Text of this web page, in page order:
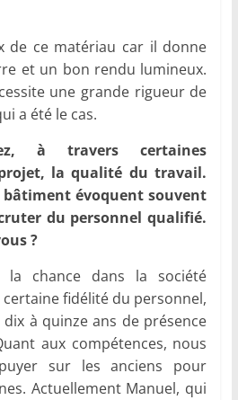
de ce matériau car il donne
et un bon rendu lumineux.
une grande rigueur de
a été le cas.
à travers certaines
la qualité du travail.
bâtiment évoquent souvent
du personnel qualifié.
?
chance dans la société
certaine fidélité du personnel,
à quinze ans de présence
aux compétences, nous
sur les anciens pour
Actuellement Manuel, qui